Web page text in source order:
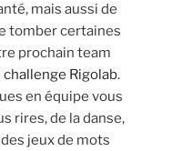
mais aussi de
tomber certaines
prochain team
challenge Rigolab.
en équipe vous
rires, de la danse,
jeux de mots